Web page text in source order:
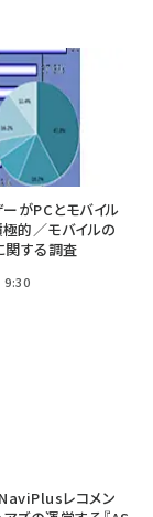
がPCとモバイル
的／モバイルの
関する調査
9:30
NaviPlusレコメン